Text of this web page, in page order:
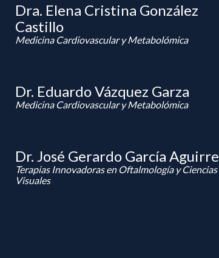
Dra. Elena Cristina González
Castillo
Medicina Cardiovascular y Metabolómica
Dr. Eduardo Vázquez Garza
Medicina Cardiovascular y Metabolómica
Dr. José Gerardo García Aguirre
Terapias Innovadoras en Oftalmología y Ciencias
Visuales